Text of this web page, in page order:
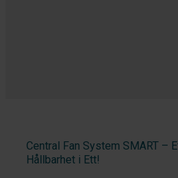
Central Fan System SMART –
Hållbarhet i Ett!